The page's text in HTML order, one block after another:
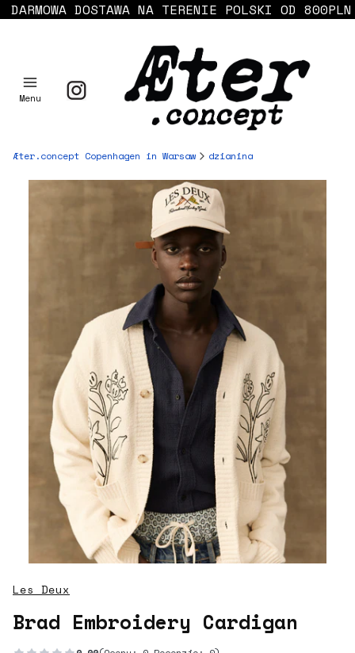
DARMOWA DOSTAWA NA TERENIE POLSKI OD 800PLN
Menu
Æter.concept Copenhagen in Warsaw dzianina
Les Deux
Brad Embroidery Cardigan